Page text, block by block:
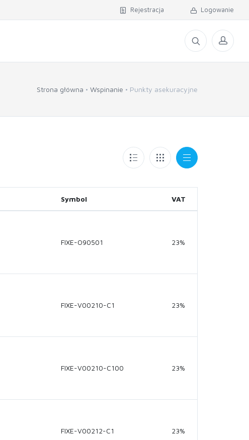
Rejestracja Logowanie
Strona główna Wspinanie Punkty asekuracyjne
Symbol VAT
FIXE-O90501 23%
FIXE-V00210-C1 23%
FIXE-V00210-C100 23%
FIXE-V00212-C1 23%